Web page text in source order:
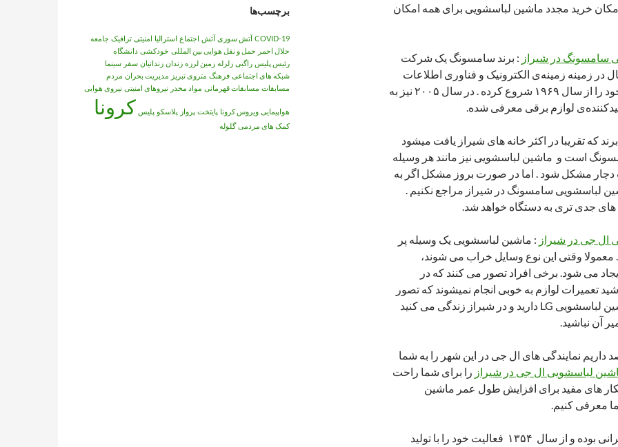
خرید مجدد ماشین لباسشویی برای همه امکان
سامسونگ در شیراز : برند سامسونگ یک شرکت
در زمینه زمینه‌ی الکترونیک و فناوری اطلاعات
است . سامسونگ کار خود را از سال ۱۹۶۹ شروع کرده . در سال ۲۰۰۵ نیز به
لوازم برقی معرفی شده.
که تقریبا در اکثر خانه های شیراز یافت میشود
است و ماشین لباسشویی نیز مانند هر وسیله
مشکل شود . اما در صورت بروز مشکل اگر به
لباسشویی سامسونگ در شیراز مراجع نکنیم .
جدی تری به دستگاه خواهد شد.
ال جی در شیراز : ماشین لباسشویی یک وسیله پر
معمولا وقتی این نوع وسایل خراب می شوند،
می شود. برخی افراد تصور می کنند که در
تعمیرات لوازم به خوبی انجام نمیشوند که تصور
اشتباهی است. اگر ماشین لباسشویی LG دارید و در شیراز زندگی می کنید
آن نباشید.
داریم نمایندگی های ال جی در این شهر را به شما
لباسشویی ال جی در شیراز را برای شما راحت
های مفید برای افزایش طول عمر ماشین
برند پاکشوما یک برند ایرانی بوده و از سال ۱۳۵۴ فعالیت خود را با تولید
برچسب‌ها
COVID-19 آتش سوزی آتش‌ اجتماع استرالیا امنیتی ترافیک جامعه
حلال احمر حمل و نقل هوایی بین المللی خودکشی دانشگاه
رئیس پلیس راگبی زلزله زمین لرزه زندان زندانیان سفر سینما
شبکه های اجتماعی فرهنگ متروی تبریز مدیریت بحران مردم
مسابقات مسابقات قهرمانی مواد مخدر نیروهای امنیتی نیروی هوایی
هواپیمایی ویروس کرونا پایتخت پرواز پلاسکو پلیس کرونا
کمک های مردمی گلوله